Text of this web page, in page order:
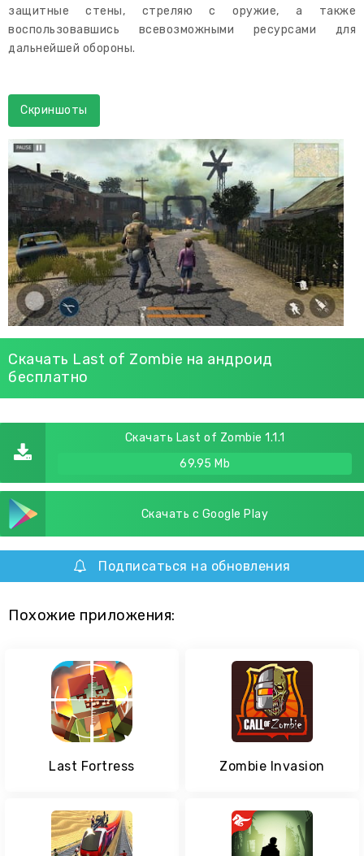
защитные стены, стреляю с оружие, а также
воспользовавшись всевозможными ресурсами для
дальнейшей обороны.
Скриншоты
Скачать Last of Zombie на андроид
бесплатно
Скачать Last of Zombie 1.1.1
69.95 Mb
Скачать с Google Play
Подписаться на обновления
Похожие приложения:
Last Fortress Zombie Invasion